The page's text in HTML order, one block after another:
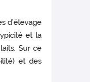
d’élevage
et la
Sur ce
et des